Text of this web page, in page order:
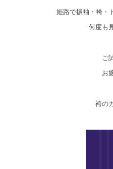
姫路で振袖・袴・
何度も
ご
お
袴の